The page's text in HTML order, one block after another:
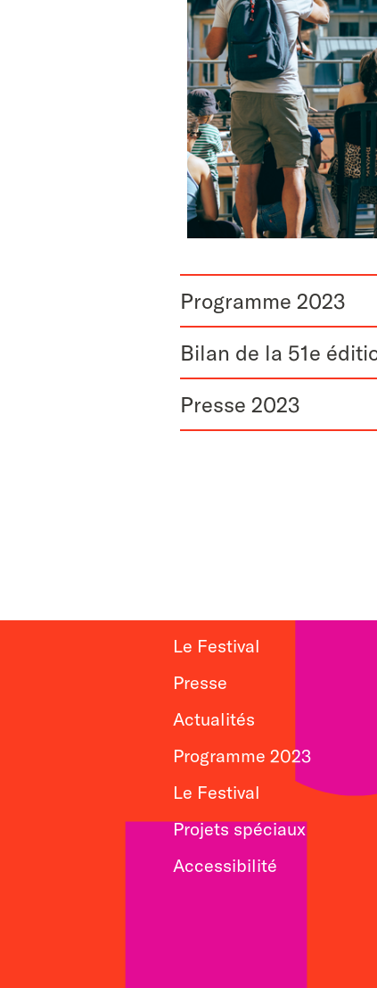
Programme 2023
Bilan de la 51e
Presse 2023
Le Festival
Presse
Actualités
Programme 2023
Le Festival
Projets spéciaux
Accessibilité